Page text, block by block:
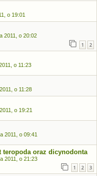
o 19:01
2011, o 20:02
1 2
o 11:23
o 11:28
o 19:21
2011, o 09:41
oraz dicynodonta
2011, o 21:23
1 2 3